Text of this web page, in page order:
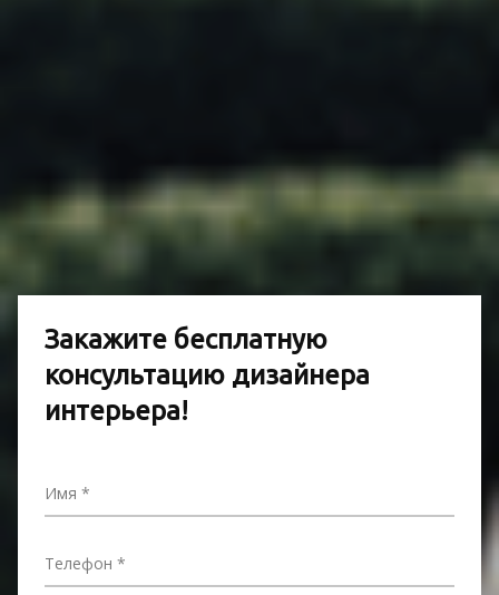
Закажите бесплатную
консультацию дизайнера
интерьера!
Имя
Телефон